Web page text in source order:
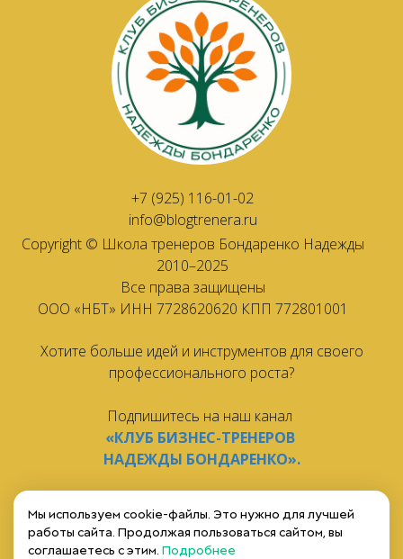
+7 (925) 116-01-02
info@blogtrenera.ru
Copyright © Школа тренеров Бондаренко Надежды
2010–2025
Все права защищены
ООО «НБТ» ИНН 7728620620 КПП 772801001
Хотите больше идей и инструментов для своего
профессионального роста?
Подпишитесь на наш канал
«КЛУБ БИЗНЕС-ТРЕНЕРОВ
НАДЕЖДЫ БОНДАРЕНКО».
возможностями.
Мы используем cookie-файлы. Это нужно для лучшей
работы сайта. Продолжая пользоваться сайтом, вы
соглашаетесь с этим. Подробнее